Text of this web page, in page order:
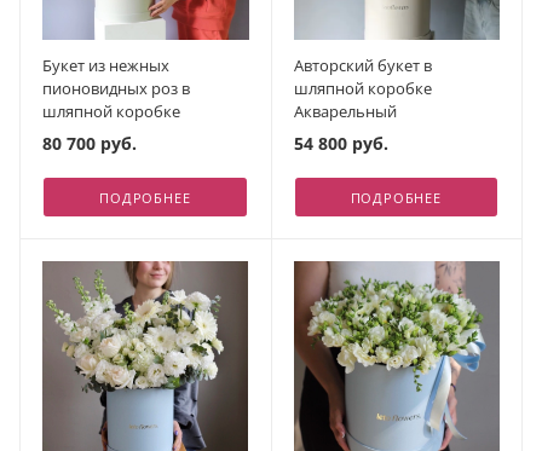
Букет из нежных
пионовидных роз в
шляпной коробке
80 700 руб.
ПОДРОБНЕЕ
Авторский букет в
шляпной коробке
Акварельный
54 800 руб.
ПОДРОБНЕЕ